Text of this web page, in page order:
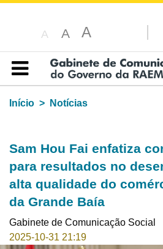
A A A
Índice
Início
Notícias
Sam Hou Fai enfatiza
para resultados no
alta qualidade do
da Grande Baía
Gabinete de Comunicação Social
2025-10-31 21:19